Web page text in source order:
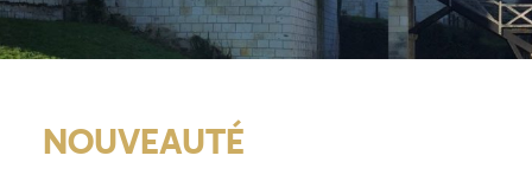
NOUVEAUTÉ